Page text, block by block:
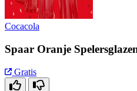
Cocacola
Spaar Oranje
Gratis